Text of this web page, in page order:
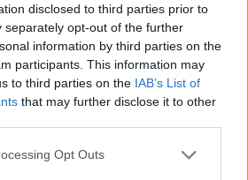
disclosed to third parties prior to
separately opt-out of the further
information by third parties on the
participants. This information may
to third parties on the IAB’s List of
that may further disclose it to other
Opt Outs